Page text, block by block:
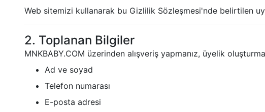
Web sitemizi kullanarak bu Gizlilik Sözleşmesi'nde belirtilen
2. Toplanan Bilgiler
MNKBABY.COM üzerinden alışveriş yapmanız, üyelik
Ad ve soyad
Telefon numarası
E-posta adresi